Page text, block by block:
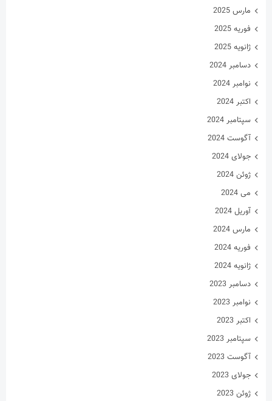
مارس 2025
فوریه 2025
ژانویه 2025
دسامبر 2024
نوامبر 2024
اکتبر 2024
سپتامبر 2024
آگوست 2024
جولای 2024
ژوئن 2024
می 2024
آوریل 2024
مارس 2024
فوریه 2024
ژانویه 2024
دسامبر 2023
نوامبر 2023
اکتبر 2023
سپتامبر 2023
آگوست 2023
جولای 2023
ژوئن 2023